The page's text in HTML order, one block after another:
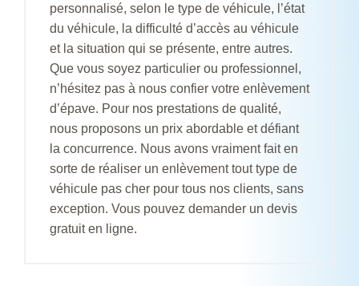
personnalisé, selon le type de véhicule, l’état
du véhicule, la difficulté d’accès au véhicule
et la situation qui se présente, entre autres.
Que vous soyez particulier ou professionnel,
n’hésitez pas à nous confier votre enlèvement
d’épave. Pour nos prestations de qualité,
nous proposons un prix abordable et défiant
la concurrence. Nous avons vraiment fait en
sorte de réaliser un enlèvement tout type de
véhicule pas cher pour tous nos clients, sans
exception. Vous pouvez demander un devis
gratuit en ligne.